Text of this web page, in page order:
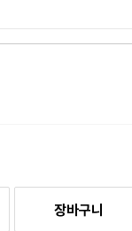
장바구니